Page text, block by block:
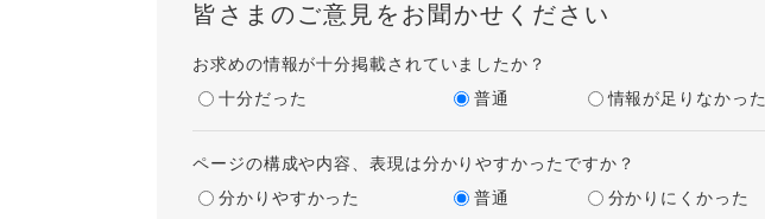
皆さまのご意見をお聞かせください
お求めの情報が十分掲載されていましたか？
十分だった
普通 情報が足りなかった
ページの構成や内容、表現は分かりやすかったですか？
分かりやすかった
普通 分かりにくかった